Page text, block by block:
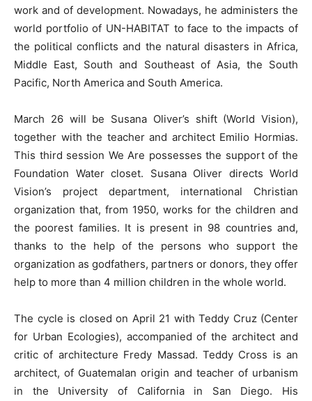
work and of development. Nowadays, he administers the
world portfolio of UN-HABITAT to face to the impacts of
the political conflicts and the natural disasters in Africa,
Middle East, South and Southeast of Asia, the South
Pacific, North America and South America.
March 26 will be Susana Oliver’s shift (World Vision),
together with the teacher and architect Emilio Hormias.
This third session We Are possesses the support of the
Foundation Water closet. Susana Oliver directs World
Vision’s project department, international Christian
organization that, from 1950, works for the children and
the poorest families. It is present in 98 countries and,
thanks to the help of the persons who support the
organization as godfathers, partners or donors, they offer
help to more than 4 million children in the whole world.
The cycle is closed on April 21 with Teddy Cruz (Center
for Urban Ecologies), accompanied of the architect and
critic of architecture Fredy Massad. Teddy Cross is an
architect, of Guatemalan origin and teacher of urbanism
in the University of California in San Diego. His